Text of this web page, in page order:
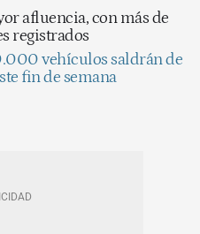
afluencia, con más de
registrados
vehículos saldrán de
fin de semana